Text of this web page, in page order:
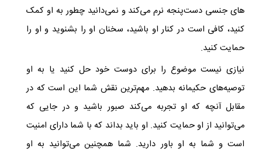
های جنسی دست‌پنجه نرم می‌کند و نمی‌دانید چطور به او کمک
کنید، کافی است در کنار او باشید، سخنان او را بشنوید و او را
حمایت کنید.
نیازی نیست موضوع را برای دوست خود حل کنید یا به او
توصیه‌های حکیمانه بدهید. مهم‌ترین نقش شما این است که در
مقابل آنچه که او تجربه می‌کند صبور باشید و در جایی که
می‌توانید از او حمایت کنید. او باید بداند که با شما دارای امنیت
است و شما به او باور دارید. شما همچنین می‌توانید به او